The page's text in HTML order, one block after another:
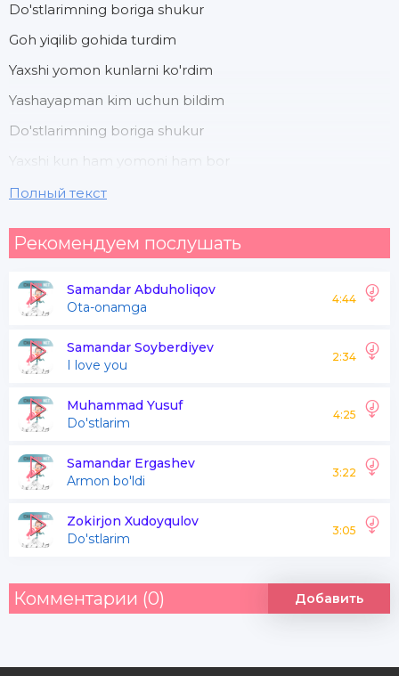
Do'stlarimning boriga shukur
Goh yiqilib gohida turdim
Yaxshi yomon kunlarni ko'rdim
Yashayapman kim uchun bildim
Do'stlarimning boriga shukur
Yaxshi kun ham yomoni ham bor
Dushmanlarim qilolmaydi xor
Do'stlarimning boriga shukur
Полный текст
Рекомендуем послушать
Samandar Abduholiqov
Ota-onamga
4:44
Samandar Soyberdiyev
I love you
2:34
Muhammad Yusuf
Do'stlarim
4:25
Samandar Ergashev
Armon bo'ldi
3:22
Zokirjon Xudoyqulov
Do'stlarim
3:05
Комментарии (0) Добавить